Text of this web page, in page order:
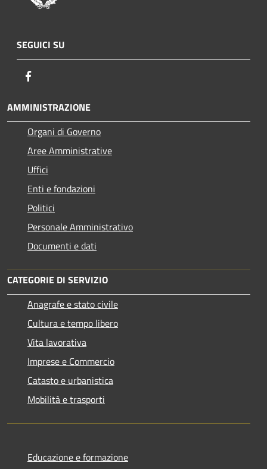
SEGUICI SU
AMMINISTRAZIONE
Organi di Governo
Aree Amministrative
Uffici
Enti e fondazioni
Politici
Personale Amministrativo
Documenti e dati
CATEGORIE DI SERVIZIO
Anagrafe e stato civile
Cultura e tempo libero
Vita lavorativa
Imprese e Commercio
Catasto e urbanistica
Mobilità e trasporti
Educazione e formazione